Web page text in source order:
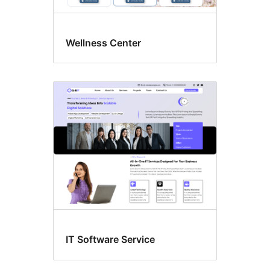
Wellness Center
IT Software Service